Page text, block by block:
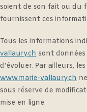
soient de son fait ou du
fournissent ces
Tous les informations
vallaury.ch sont
d’évoluer. Par ailleurs,
www.marie-vallaury.ch
sous réserve de
mise en ligne.